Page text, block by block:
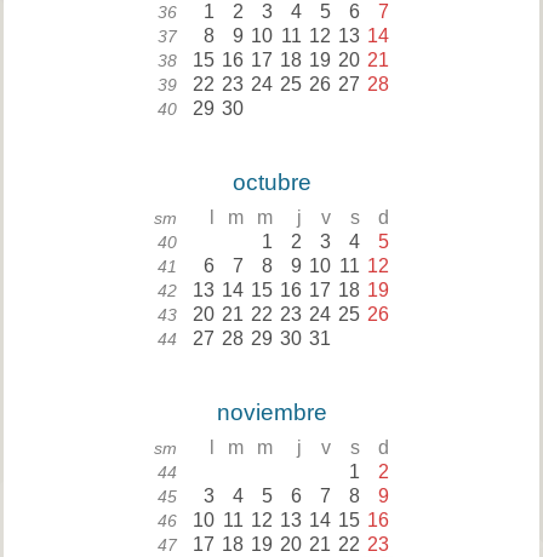
36 1 2 3 4 5 6 7
37 8 9 10 11 12 13 14
38 15 16 17 18 19 20 21
39 22 23 24 25 26 27 28
40 29 30
octubre
sm m m j v s d
40 1 2 3 4 5
41 6 7 8 9 10 11 12
42 13 14 15 16 17 18 19
43 20 21 22 23 24 25 26
44 27 28 29 30 31
noviembre
sm m m j v s d
44 1 2
45 3 4 5 6 7 8 9
46 10 11 12 13 14 15 16
47 17 18 19 20 21 22 23